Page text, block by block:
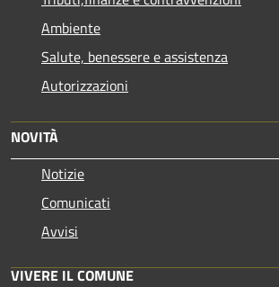
Ambiente
Salute, benessere e assistenza
Autorizzazioni
NOVITÀ
Notizie
Comunicati
Avvisi
VIVERE IL COMUNE